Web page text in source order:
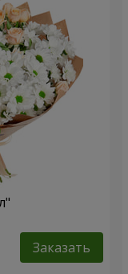
Заказать